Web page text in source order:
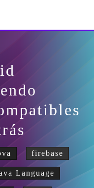
firebase
Language